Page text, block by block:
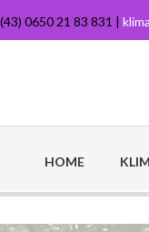
(43) 0650 21 83 831 |
HOME